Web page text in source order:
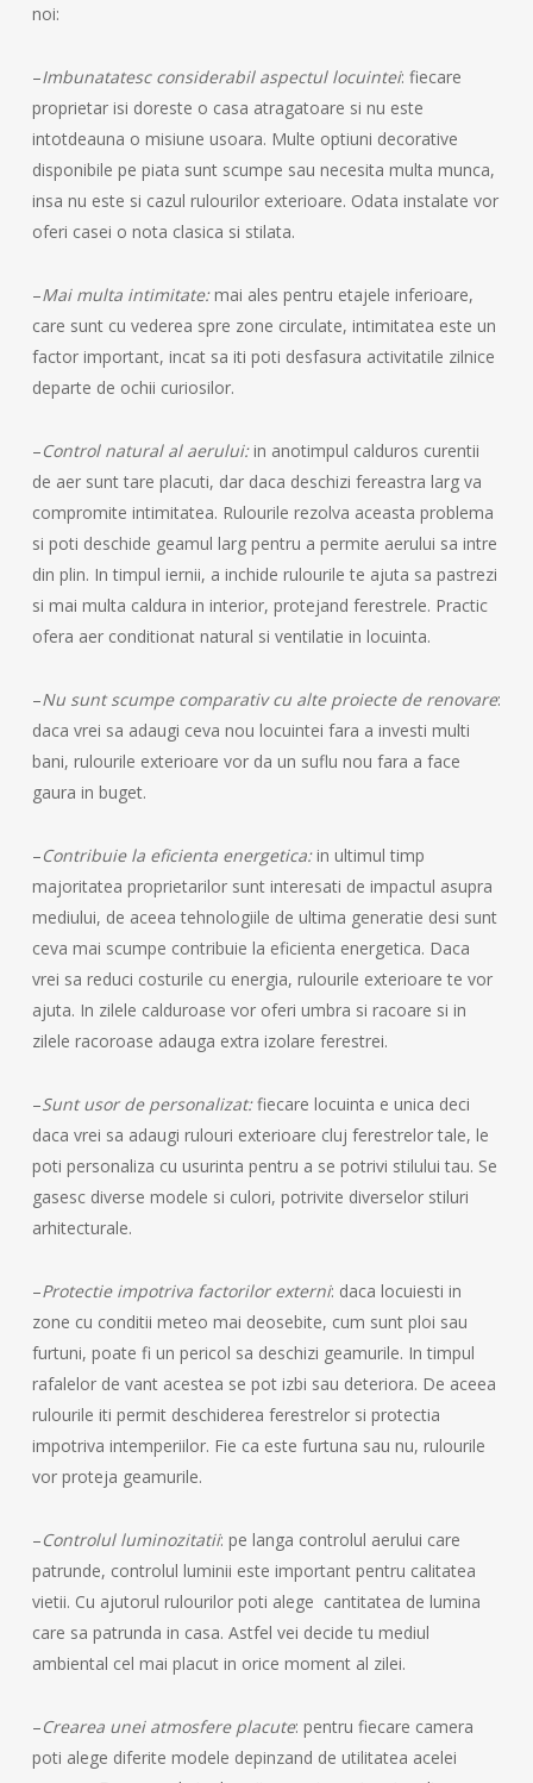
noi:
–Imbunatatesc considerabil aspectul locuintei: fiecare
proprietar isi doreste o casa atragatoare si nu este
intotdeauna o misiune usoara. Multe optiuni decorative
disponibile pe piata sunt scumpe sau necesita multa munca,
insa nu este si cazul rulourilor exterioare. Odata instalate vor
oferi casei o nota clasica si stilata.
–Mai multa intimitate:mai ales pentru etajele inferioare,
care sunt cu vederea spre zone circulate, intimitatea este un
factor important, incat sa iti poti desfasura activitatile zilnice
departe de ochii curiosilor.
–Control natural al aerului:in anotimpul calduros curentii
de aer sunt tare placuti, dar daca deschizi fereastra larg va
compromite intimitatea. Rulourile rezolva aceasta problema
si poti deschide geamul larg pentru a permite aerului sa intre
din plin. In timpul iernii, a inchide rulourile te ajuta sa pastrezi
si mai multa caldura in interior, protejand ferestrele. Practic
ofera aer conditionat natural si ventilatie in locuinta.
–Nu sunt scumpe comparativ cu alte proiecte de renovare:
daca vrei sa adaugi ceva nou locuintei fara a investi multi
bani, rulourile exterioare vor da un suflu nou fara a face
gaura in buget.
–Contribuie la eficienta energetica:in ultimul timp
majoritatea proprietarilor sunt interesati de impactul asupra
mediului, de aceea tehnologiile de ultima generatie desi sunt
ceva mai scumpe contribuie la eficienta energetica. Daca
vrei sa reduci costurile cu energia, rulourile exterioare te vor
ajuta. In zilele calduroase vor oferi umbra si racoare si in
zilele racoroase adauga extra izolare ferestrei.
–Sunt usor de personalizat:fiecare locuinta e unica deci
daca vrei sa adaugi rulouri exterioare cluj ferestrelor tale, le
poti personaliza cu usurinta pentru a se potrivi stilului tau. Se
gasesc diverse modele si culori, potrivite diverselor stiluri
arhitecturale.
–Protectie impotriva factorilor externi: daca locuiesti in
zone cu conditii meteo mai deosebite, cum sunt ploi sau
furtuni, poate fi un pericol sa deschizi geamurile. In timpul
rafalelor de vant acestea se pot izbi sau deteriora. De aceea
rulourile iti permit deschiderea ferestrelor si protectia
impotriva intemperiilor. Fie ca este furtuna sau nu, rulourile
vor proteja geamurile.
–Controlul luminozitatii: pe langa controlul aerului care
patrunde, controlul luminii este important pentru calitatea
vietii. Cu ajutorul rulourilor poti alege cantitatea de lumina
care sa patrunda in casa. Astfel vei decide tu mediul
ambiental cel mai placut in orice moment al zilei.
–Crearea unei atmosfere placute: pentru fiecare camera
poti alege diferite modele depinzand de utilitatea acelei